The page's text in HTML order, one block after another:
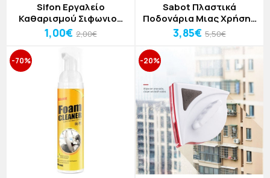
Sifon Εργαλείο
Καθαρισμού Σιφωνιού
60cm
1,00€ 2,00€
Sabot Πλαστικά
Ποδονάρια Μιας Χρήσης
Σετ 100 Τεμαχιών
37x15cm
3,85€ 5,50€
-70% -20%